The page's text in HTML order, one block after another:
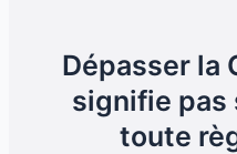
Dépasser la
signifie pas
toute